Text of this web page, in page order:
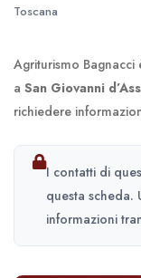
Toscana
Agriturismo
a San Giovanni
richiedere
I contatti di
questa scheda.
informazioni